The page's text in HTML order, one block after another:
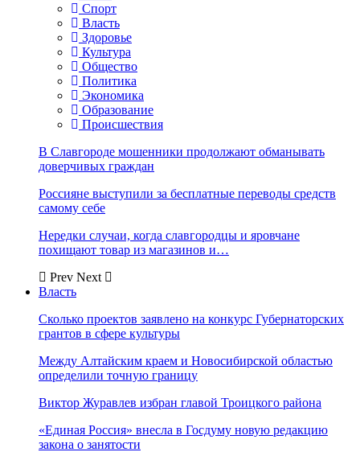
Спорт
Власть
Здоровье
Культура
Общество
Политика
Экономика
Образование
Происшествия
В Славгороде мошенники продолжают обманывать
доверчивых граждан
Россияне выступили за бесплатные переводы средств
самому себе
Нередки случаи, когда славгородцы и яровчане
похищают товар из магазинов и…
Prev Next
Власть
Сколько проектов заявлено на конкурс Губернаторских
грантов в сфере культуры
Между Алтайским краем и Новосибирской областью
определили точную границу
Виктор Журавлев избран главой Троицкого района
«Единая Россия» внесла в Госдуму новую редакцию
закона о занятости